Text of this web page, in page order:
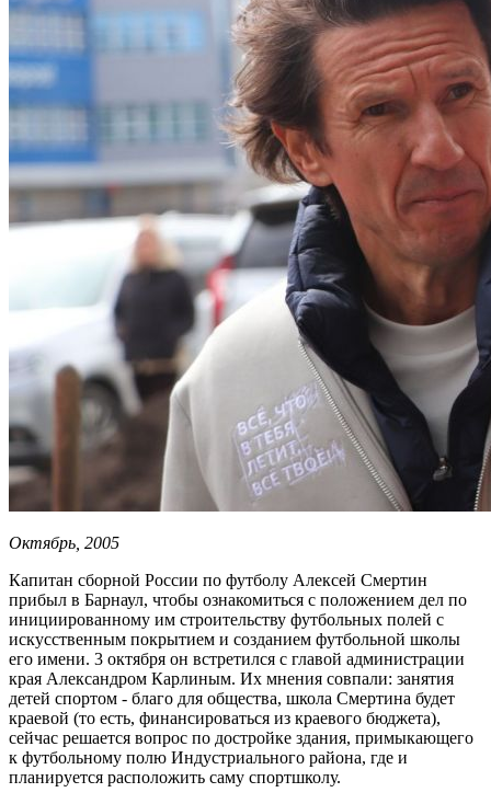
Октябрь, 2005
Капитан сборной России по футболу Алексей Смертин
прибыл в Барнаул, чтобы ознакомиться с положением дел по
инициированному им строительству футбольных полей с
искусственным покрытием и созданием футбольной школы
его имени. 3 октября он встретился с главой администрации
края Александром Карлиным. Их мнения совпали: занятия
детей спортом - благо для общества, школа Смертина будет
краевой (то есть, финансироваться из краевого бюджета),
сейчас решается вопрос по достройке здания, примыкающего
к футбольному полю Индустриального района, где и
планируется расположить саму спортшколу.